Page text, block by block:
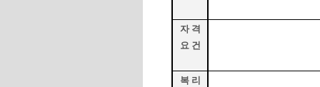
자 격
요 건
복 리